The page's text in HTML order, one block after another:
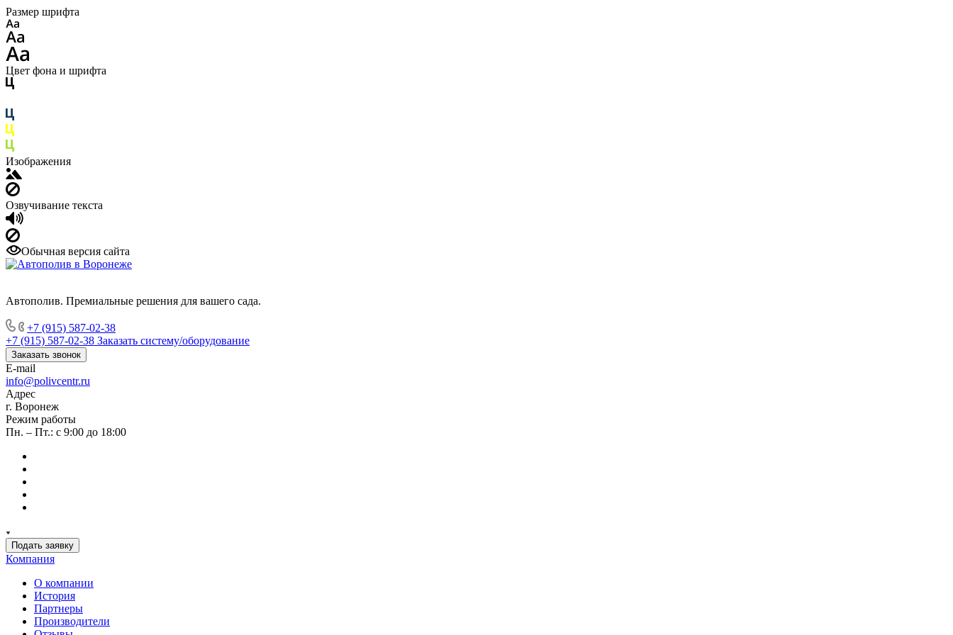
Размер шрифта
Цвет фона и шрифта
Изображения
Озвучивание текста
Обычная версия сайта
Автополив. Премиальные решения для вашего сада.
+7 (915) 587-02-38
+7 (915) 587-02-38 Заказать систему/оборудование
Заказать звонок
E-mail
info@polivcentr.ru
Адрес
г. Воронеж
Режим работы
Пн. – Пт.: с 9:00 до 18:00
Подать заявку
Компания
О компании
История
Партнеры
Производители